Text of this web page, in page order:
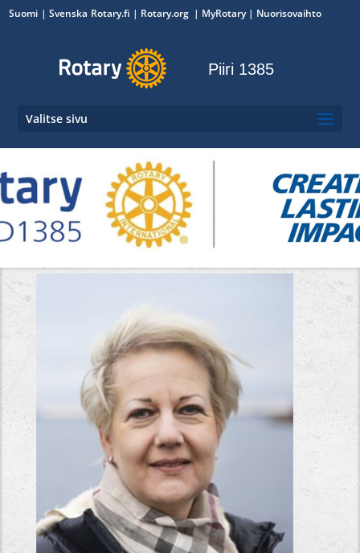
Suomi Svenska Rotary.fi | Rotary.org | MyRotary| Nuorisovaihto
Piiri 1385
Valitse sivu